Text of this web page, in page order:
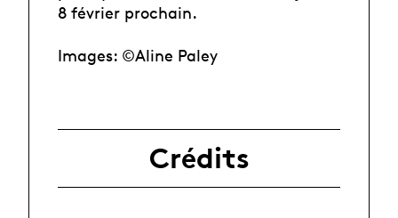
8 février prochain.
Images: ©Aline Paley
Crédits